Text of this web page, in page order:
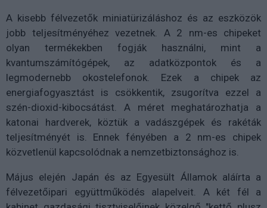
A kisebb félvezetők miniatürizáláshoz és az eszközök
jobb teljesítményéhez vezetnek. A 2 nm-es chipeket
olyan termékekben fogják használni, mint a
kvantumszámítógépek, az adatközpontok és a
legmodernebb okostelefonok. Ezek a chipek az
energiafogyasztást is csökkentik, zsugorítva ezzel a
szén-dioxid-kibocsátást. A méret meghatározhatja a
katonai hardverek, köztük a vadászgépek és rakéták
teljesítményét is. Ennek fényében a 2 nm-es chipek
közvetlenül kapcsolódnak a nemzetbiztonsághoz is.
Május elején Japán és az Egyesült Államok aláírta a
félvezetőipari együttműködés alapelveit. A két fél a